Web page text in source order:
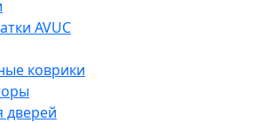
AVUC
коврики
дверей